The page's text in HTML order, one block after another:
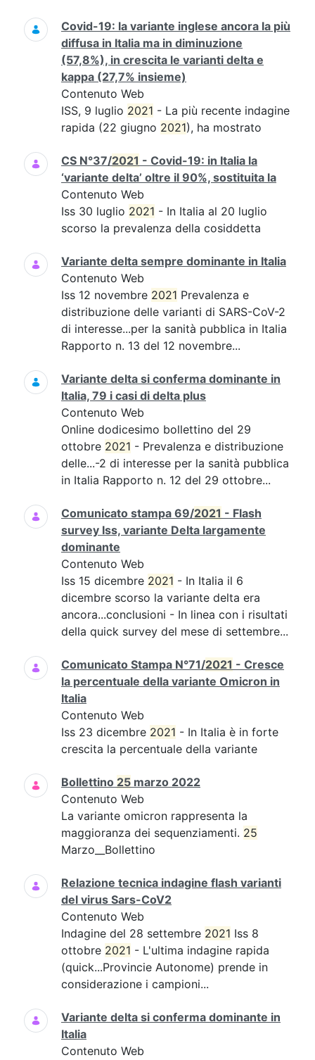
Covid-19: la variante inglese ancora la più
diffusa in Italia ma in diminuzione
(57,8%), in crescita le varianti delta e
kappa (27,7% insieme)
Contenuto Web
ISS, 9 luglio 2021 - La più recente indagine
rapida (22 giugno 2021), ha mostrato
CS N°37/2021 - Covid-19: in Italia la
‘variante delta’ oltre il 90%, sostituita la
Contenuto Web
Iss 30 luglio 2021 - In Italia al 20 luglio
scorso la prevalenza della cosiddetta
Variante delta sempre dominante in Italia
Contenuto Web
Iss 12 novembre 2021 Prevalenza e
distribuzione delle varianti di SARS-CoV-2
di interesse...per la sanità pubblica in Italia
Rapporto n. 13 del 12 novembre...
Variante delta si conferma dominante in
Italia, 79 i casi di delta plus
Contenuto Web
Online dodicesimo bollettino del 29
ottobre 2021 - Prevalenza e distribuzione
delle...-2 di interesse per la sanità pubblica
in Italia Rapporto n. 12 del 29 ottobre...
Comunicato stampa 69/2021 - Flash
survey Iss, variante Delta largamente
dominante
Contenuto Web
Iss 15 dicembre 2021 - In Italia il 6
dicembre scorso la variante delta era
ancora...conclusioni - In linea con i risultati
della quick survey del mese di settembre...
Comunicato Stampa N°71/2021 - Cresce
la percentuale della variante Omicron in
Italia
Contenuto Web
Iss 23 dicembre 2021 - In Italia è in forte
crescita la percentuale della variante
Bollettino 25 marzo 2022
Contenuto Web
La variante omicron rappresenta la
maggioranza dei sequenziamenti. 25
Marzo__Bollettino
Relazione tecnica indagine flash varianti
del virus Sars-CoV2
Contenuto Web
Indagine del 28 settembre 2021 Iss 8
ottobre 2021 - L'ultima indagine rapida
(quick...Provincie Autonome) prende in
considerazione i campioni...
Variante delta si conferma dominante in
Italia
Contenuto Web